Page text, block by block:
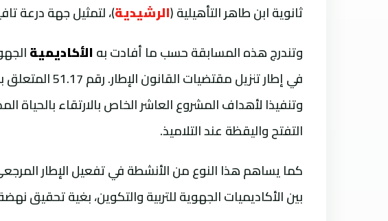
ثانوية ابن طاهر التأهيلية (الرشيدية)، لتمثيل جهة درعة
وتندرج هذه المسابقة حسب ما أفادت بهالأكاديمية
في إطار تنزيل
وتنفيذا لأهداف المشروع العاشر الخاص بالارتقاء بالحياة
التفتح واليقظة عند التلاميذ.
كما يساهم هذا النوع من الأنشطة في تفعيل الإطار
بين الأكاديميات الجهوية للتربية والتكوين، بغية تحقيق